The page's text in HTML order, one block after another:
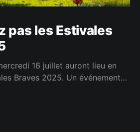
pas les Estivales
16 juillet auront lieu en
Braves 2025. Un événement
C'est en se rencontrant